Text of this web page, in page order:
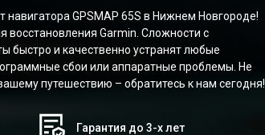
GPSMAP 65S в Нижнем Новгороде!
восстановления Garmin. Сложности с
быстро и качественно устранят любые
сбои или аппаратные проблемы. Не
путешествию – обратитесь к нам сегодня!
Гарантия до 3-х лет